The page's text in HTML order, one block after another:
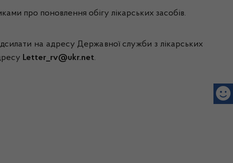
про поновлення обігу лікарських засобів.
на адресу Державної служби з лікарських
Letter_rv@ukr.net.